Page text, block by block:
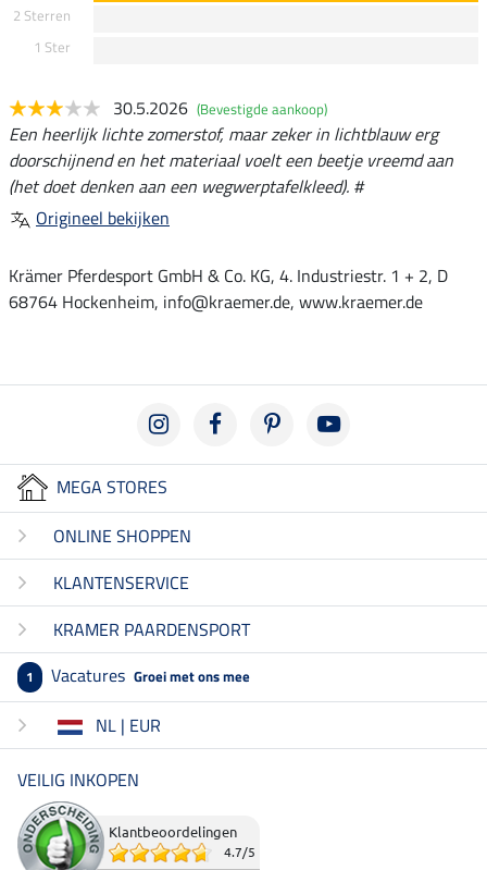
2 Sterren
1 Ster
30.5.2026 (Bevestigde aankoop)
Een heerlijk lichte zomerstof, maar zeker in lichtblauw erg
doorschijnend en het materiaal voelt een beetje vreemd aan
(het doet denken aan een wegwerptafelkleed). #
Origineel bekijken
Krämer Pferdesport GmbH & Co. KG, 4. Industriestr. 1 + 2, D
68764 Hockenheim, info@kraemer.de, www.kraemer.de
MEGA STORES
ONLINE SHOPPEN
KLANTENSERVICE
KRAMER PAARDENSPORT
1 Vacatures Groei met ons mee
NL | EUR
VEILIG INKOPEN
Klantbeoordelingen
4.7/5